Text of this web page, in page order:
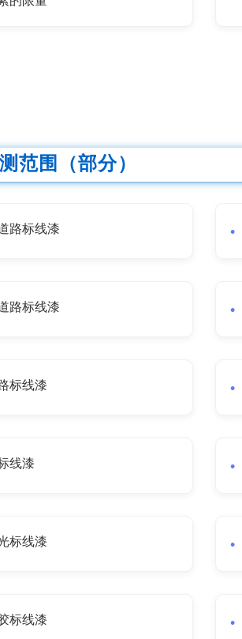
范围（部分）
路标线漆
路标线漆
标线漆
线漆
标线漆
标线漆